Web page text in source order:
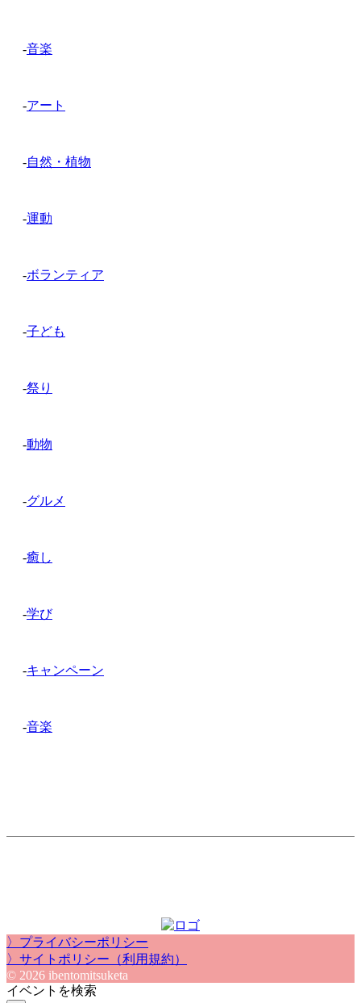
-音楽
-アート
-自然・植物
-運動
-ボランティア
-子ども
-祭り
-動物
-グルメ
-癒し
-学び
-キャンペーン
-音楽
〉プライバシーポリシー
〉サイトポリシー（利用規約）
© 2026 ibentomitsuketa
イベントを検索